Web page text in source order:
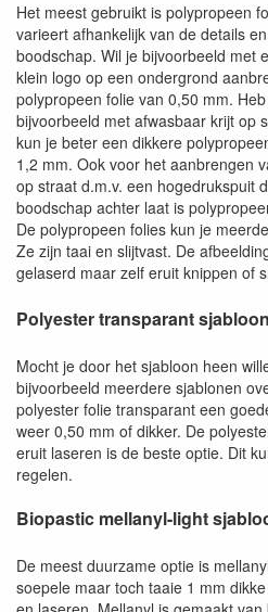
Het meest gebruikt is polypropeen
varieert afhankelijk van de details
boodschap. Wil je bijvoorbeeld met
klein logo op een ondergrond
polypropeen folie van 0,50 mm.
bijvoorbeeld met afwasbaar krijt op
kun je beter een dikkere
1,2 mm. Ook voor het aanbrengen
op straat d.m.v. een hogedrukspuit
boodschap achter laat is
De polypropeen folies kun je
Ze zijn taai en slijtvast. De
gelaserd maar zelf eruit knippen of
Polyester transparant sjabloon
Mocht je door het sjabloon heen
bijvoorbeeld meerdere sjablonen
polyester folie transparant een
weer 0,50 mm of dikker. De
eruit laseren is de beste optie. Dit
regelen.
Biopastic mellanyl-light
De meest duurzame optie is
soepele maar toch taaie 1 mm